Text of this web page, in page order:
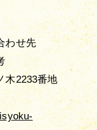
わせ先
木2233番地